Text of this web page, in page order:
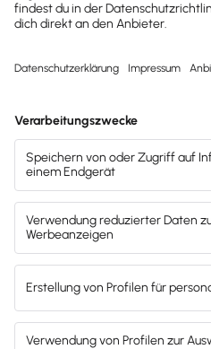
Scheiden Mitarbeiter vor
Entgeltcharakter (wie
Darf das
Stichtag gebunden
Nur wenn die Zahlung die
darf sie davon abhängig
Arbeitsverhältnisan
ungekündigtist (sog.
Weihnachtsgeld gilt dies
Aufhebungsvertrag.